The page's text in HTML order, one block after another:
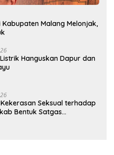
Malang Melonjak,
Hanguskan Dapur dan
Seksual terhadap
Bentuk Satgas